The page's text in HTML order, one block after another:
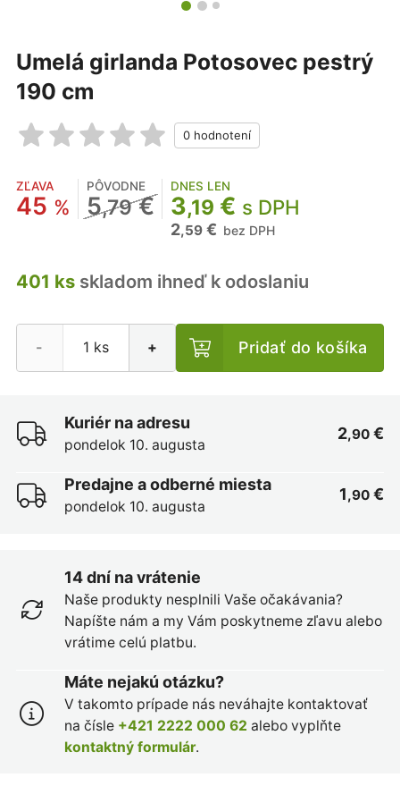
Umelá girlanda Potosovec pestrý
190 cm
ZĽAVA
45 %
PÔVODNE
5,79€
DNES LEN
3,19 € s DPH
2,59€ bez DPH
401 ksskladom ihneď k odoslaniu
- + Pridať do košíka
Kuriér na adresu
pondelok 10. augusta
2,90 €
Predajne a odberné miesta
pondelok 10. augusta
1,90 €
14 dní na vrátenie
Naše produkty nesplnili Vaše očakávania?
Napíšte nám a my Vám poskytneme zľavu alebo
vrátime celú platbu.
Máte nejakú otázku?
V takomto prípade nás neváhajte kontaktovať
na čísle +421 2222 000 62 alebo vyplňte
kontaktný formulár.